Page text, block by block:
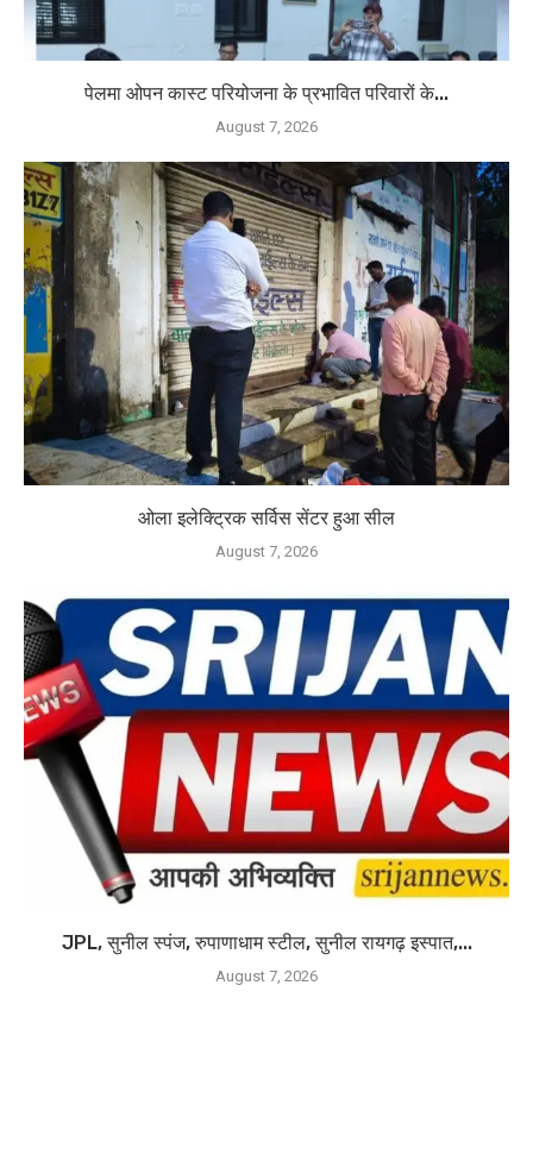
पेलमा ओपन कास्ट परियोजना के प्रभावित परिवारों के...
August 7, 2026
ओला इलेक्ट्रिक सर्विस सेंटर हुआ सील
August 7, 2026
JPL, सुनील स्पंज, रुपाणाधाम स्टील, सुनील रायगढ़ इस्पात,...
August 7, 2026